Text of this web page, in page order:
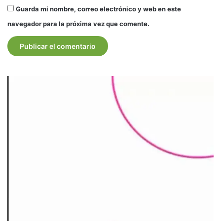
Guarda mi nombre, correo electrónico y web en este
navegador para la próxima vez que comente.